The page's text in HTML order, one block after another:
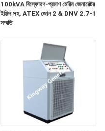
100kVA বিস্ফোরণ-প্রমাণ মেরিন জেনারেটর
ইঞ্জিন সহ, ATEX জোন 2 & DNV 2.7-1
সম্মতি